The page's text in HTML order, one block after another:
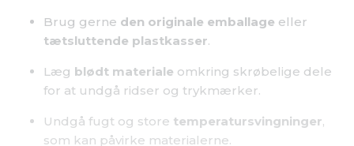
Brug gerne den originale emballage eller
tætsluttende plastkasser.
Læg blødt materiale omkring skrøbelige dele
for at undgå ridser og trykmærker.
Undgå fugt og store temperatursvingninger,
som kan påvirke materialerne.